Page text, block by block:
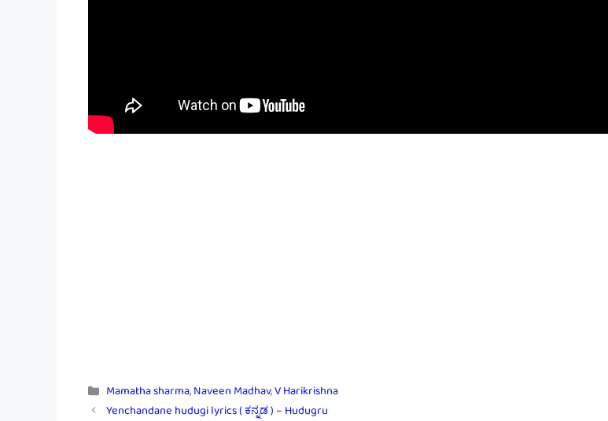
Categories
Mamatha sharma,Naveen Madhav,V Harikrishna
Yenchandane hudugi lyrics ( ಕನ್ನಡ ) – Hudugru